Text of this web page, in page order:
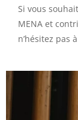
Si vous
MENA et
n’hésitez pas